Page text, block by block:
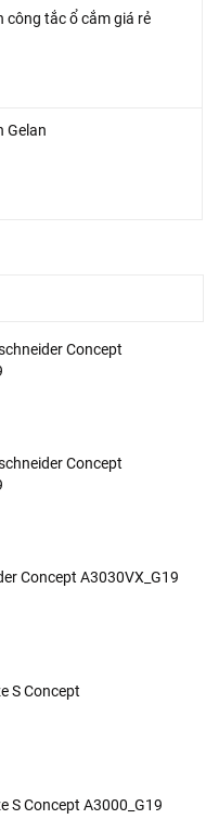
công tắc ổ cắm giá rẻ
Gelan
Concept
Concept
Concept A3030VX_G19
S Concept
S Concept A3000_G19